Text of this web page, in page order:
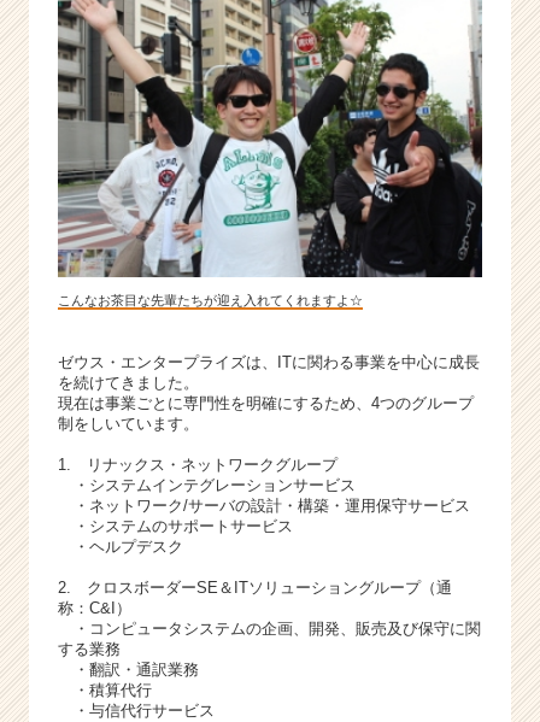
こんなお茶目な先輩たちが迎え入れてくれますよ☆
ゼウス・エンタープライズは、ITに関わる事業を中心に成長
を続けてきました。
現在は事業ごとに専門性を明確にするため、4つのグループ
制をしいています。
1. リナックス・ネットワークグループ
・システムインテグレーションサービス
・ネットワーク/サーバの設計・構築・運用保守サービス
・システムのサポートサービス
・ヘルプデスク
2. クロスボーダーSE＆ITソリューショングループ（通
称：C&I）
・コンピュータシステムの企画、開発、販売及び保守に関
する業務
・翻訳・通訳業務
・積算代行
・与信代行サービス